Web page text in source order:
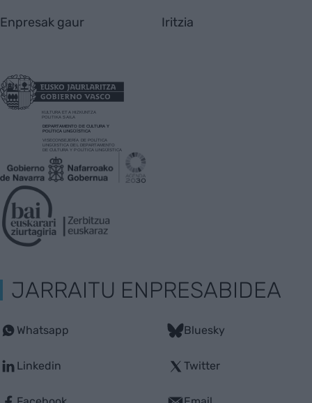
Enpresak gaur Iritzia
JARRAITU ENPRESABIDEA
Whatsapp
Linkedin
Bluesky
Twitter